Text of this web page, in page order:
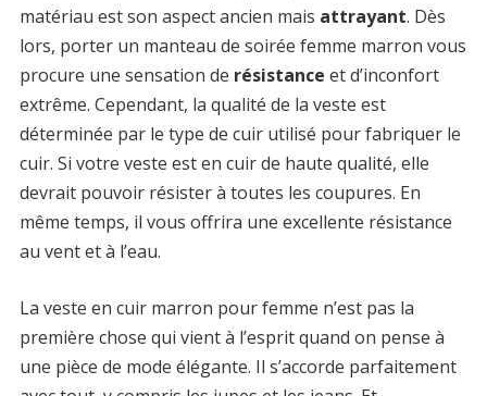
matériau est son aspect ancien mais attrayant. Dès
lors, porter un manteau de soirée femme marron vous
procure une sensation de résistance et d’inconfort
extrême. Cependant, la qualité de la veste est
déterminée par le type de cuir utilisé pour fabriquer le
cuir. Si votre veste est en cuir de haute qualité, elle
devrait pouvoir résister à toutes les coupures. En
même temps, il vous offrira une excellente résistance
au vent et à l’eau.
La veste en cuir marron pour femme n’est pas la
première chose qui vient à l’esprit quand on pense à
une pièce de mode élégante. Il s’accorde parfaitement